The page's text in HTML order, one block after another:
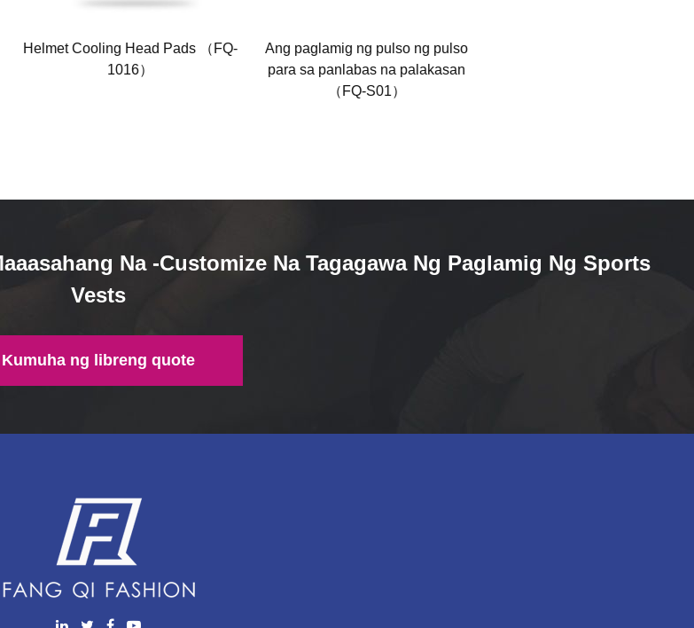
Helmet Cooling Head Pads （FQ-
1016）
Ang paglamig ng pulso ng pulso
para sa panlabas na palakasan
（FQ-S01）
Na -customize Na Tagagawa Ng Paglamig Ng Sports
Vests
Kumuha ng libreng quote